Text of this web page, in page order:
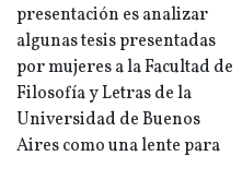
presentación es analizar
algunas tesis presentadas
por mujeres a la Facultad de
Filosofía y Letras de la
Universidad de Buenos
Aires como una lente para